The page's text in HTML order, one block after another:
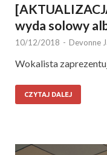
wyda solowy
10/12/2018 - Devonne
Wokalista
CZYTAJ DALEJ